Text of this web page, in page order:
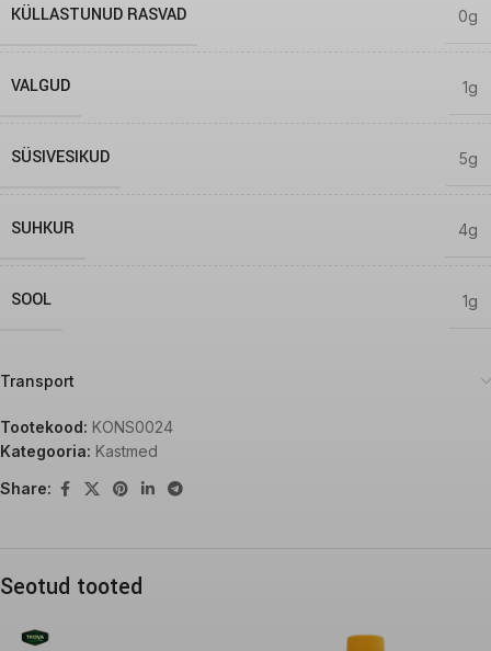
KÜLLASTUNUD RASVAD 0g
VALGUD 1g
SÜSIVESIKUD 5g
SUHKUR 4g
SOOL 1g
Transport
Tootekood: KONS0024
Kategooria: Kastmed
Share:
Seotud tooted